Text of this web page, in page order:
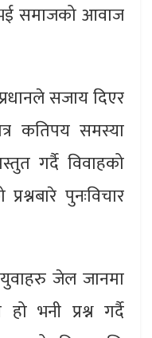
समाजको आवाज
सजाय दिएर
कतिपय समस्या
गर्दै विवाहको
पुनःविचार
जेल जानमा
भनी प्रश्न गर्दै